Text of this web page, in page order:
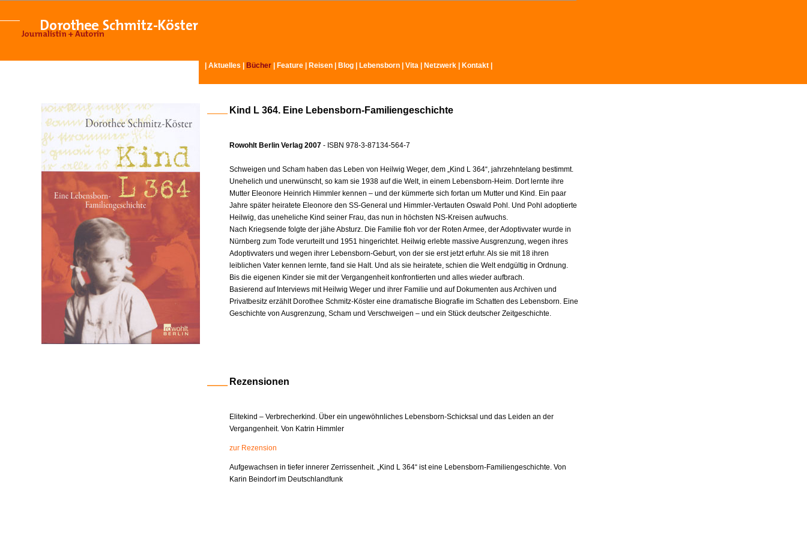
Aktuelles Bücher Feature Reisen Blog Lebensborn Vita Netzwerk Kontakt
Kind L 364. Eine Lebensborn-Familiengeschichte
Rowohlt Berlin Verlag 2007 - ISBN 978-3-87134-564-7
Schweigen und Scham haben das Leben von Heilwig Weger, dem „Kind L 364“, jahrzehntelang bestimmt.
Unehelich und unerwünscht, so kam sie 1938 auf die Welt, in einem Lebensborn-Heim. Dort lernte ihre
Mutter Eleonore Heinrich Himmler kennen – und der kümmerte sich fortan um Mutter und Kind. Ein paar
Jahre später heiratete Eleonore den SS-General und Himmler-Vertauten Oswald Pohl. Und Pohl adoptierte
Heilwig, das uneheliche Kind seiner Frau, das nun in höchsten NS-Kreisen aufwuchs.
Nach Kriegsende folgte der jähe Absturz. Die Familie floh vor der Roten Armee, der Adoptivvater wurde in
Nürnberg zum Tode verurteilt und 1951 hingerichtet. Heilwig erlebte massive Ausgrenzung, wegen ihres
Adoptivvaters und wegen ihrer Lebensborn-Geburt, von der sie erst jetzt erfuhr. Als sie mit 18 ihren
leiblichen Vater kennen lernte, fand sie Halt. Und als sie heiratete, schien die Welt endgültig in Ordnung.
Bis die eigenen Kinder sie mit der Vergangenheit konfrontierten und alles wieder aufbrach.
Basierend auf Interviews mit Heilwig Weger und ihrer Familie und auf Dokumenten aus Archiven und
Privatbesitz erzählt Dorothee Schmitz-Köster eine dramatische Biografie im Schatten des Lebensborn. Eine
Geschichte von Ausgrenzung, Scham und Verschweigen – und ein Stück deutscher Zeitgeschichte.
Rezensionen
Elitekind – Verbrecherkind. Über ein ungewöhnliches Lebensborn-Schicksal und das Leiden an der
Vergangenheit. Von Katrin Himmler
zur Rezension
Aufgewachsen in tiefer innerer Zerrissenheit. „Kind L 364“ ist eine Lebensborn-Familiengeschichte. Von
Karin Beindorf im Deutschlandfunk